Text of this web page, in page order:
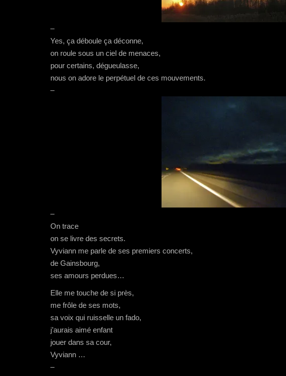
–
Yes, ça déboule ça déconne,
on roule sous un ciel de menaces,
pour certains, dégueulasse,
nous on adore le perpétuel de ces mouvements.
–
–
On trace
on se livre des secrets.
Vyviann me parle de ses premiers concerts,
de Gainsbourg,
ses amours perdues…
Elle me touche de si près,
me frôle de ses mots,
sa voix qui ruisselle un fado,
j’aurais aimé enfant
jouer dans sa cour,
Vyviann …
–